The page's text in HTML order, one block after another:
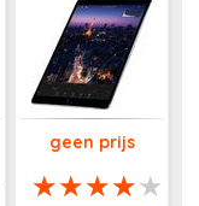
geen prijs